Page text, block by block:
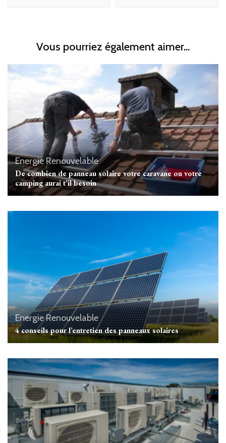
Vous pourriez également aimer...
Energie Renouvelable
De combien de panneau solaire votre caravane ou votre
camping aurai t’il besoin
Energie Renouvelable
4 conseils pour l’entretien des panneaux solaires